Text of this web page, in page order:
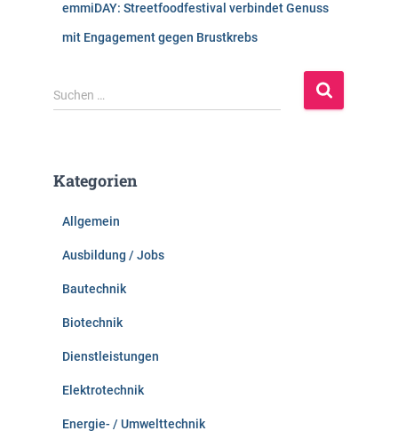
emmiDAY: Streetfoodfestival verbindet Genuss
mit Engagement gegen Brustkrebs
S
u
n
Suchen …
Kategorien
Allgemein
Ausbildung / Jobs
Bautechnik
Biotechnik
Dienstleistungen
Elektrotechnik
Energie- / Umwelttechnik